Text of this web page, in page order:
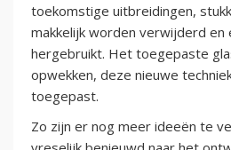
toekomstige uitbreidingen,
makkelijk worden verwijderd
hergebruikt. Het toegepaste
opwekken, deze nieuwe
toegepast.
Zo zijn er nog meer ideeën te